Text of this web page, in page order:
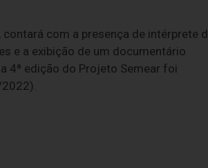
com a presença de intérprete
e a exibição de um documentário
4ª edição do Projeto Semear foi